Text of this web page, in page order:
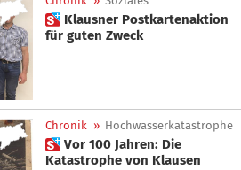
 Klausner Postkartenaktion
für guten Zweck
Chronik » Hochwasserkatastrophe
 Vor 100 Jahren: Die
Katastrophe von Klausen